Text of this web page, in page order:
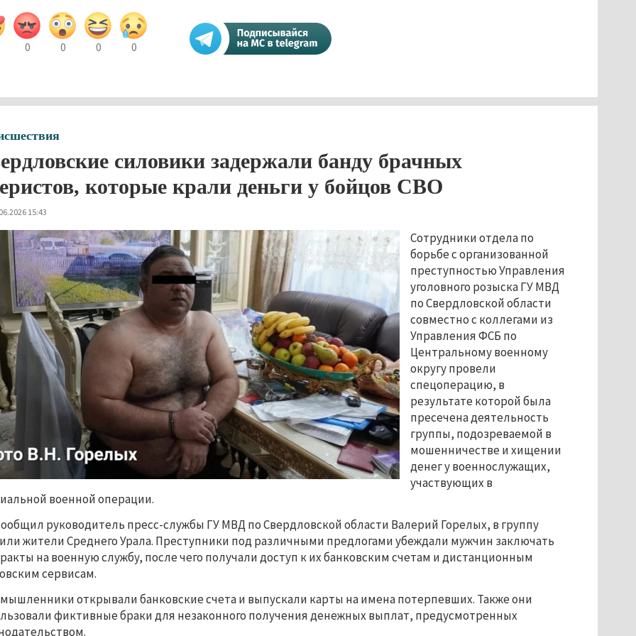
0 0 0 0
силовики задержали банду брачных
которые крали деньги у бойцов СВО
15:43
Сотрудники отдела по
борьбе с организованной
преступностью Управления
уголовного розыска ГУ МВД
по Свердловской области
совместно с коллегами из
Управления ФСБ по
Центральному военному
округу провели
спецоперацию, в
результате которой была
пресечена деятельность
группы, подозреваемой в
мошенничестве и хищении
денег у военнослужащих,
участвующих в
военной операции.
руководитель пресс-службы ГУ МВД по Свердловской области Валерий Горелых, в группу
жители Среднего Урала. Преступники под различными предлогами убеждали мужчин заключать
на военную службу, после чего получали доступ к их банковским счетам и дистанционным
сервисам.
открывали банковские счета и выпускали карты на имена потерпевших. Также они
фиктивные браки для незаконного получения денежных выплат, предусмотренных